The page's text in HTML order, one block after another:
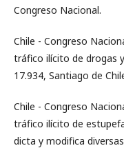
Congreso Nacional.
Chile - Congreso
tráfico ilícito de drogas
17.934, Santiago de
Chile - Congreso
tráfico ilícito de
dicta y modifica